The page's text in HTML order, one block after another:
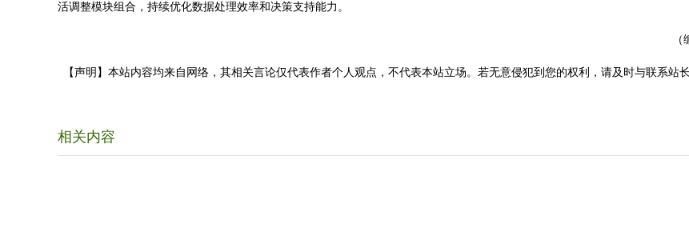
活调整模块组合，持续优化数据处理效率和决策支持能力。
【声明】本站内容均来自网络，其相关言论仅代表作者个人观点，不代表本站立场。若无意侵犯到您的权利，请及时与联系站
相关内容